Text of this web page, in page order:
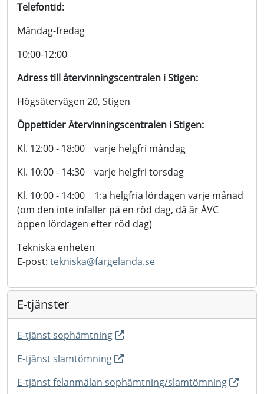
Telefontid:
Måndag-fredag
10:00-12:00
Adress till återvinningscentralen i Stigen:
Högsätervägen 20, Stigen
Öppettider Återvinningscentralen i Stigen:
Kl. 12:00 - 18:00 varje helgfri måndag
Kl. 10:00 - 14:30 varje helgfri torsdag
Kl. 10:00 - 14:00 1:a helgfria lördagen varje månad
(om den inte infaller på en röd dag, då är ÅVC
öppen lördagen efter röd dag)
Tekniska enheten
E-post: tekniska@fargelanda.se
E-tjänster
E-tjänst sophämtning
E-tjänst slamtömning
E-tjänst felanmälan sophämtning/slamtömning